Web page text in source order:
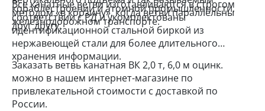
методом «в корзину», когда ветви параллельны
друг другу.
кораблестроении и атомной промышленности,
железнодорожном транспорте.
Все канатные ветви изготавливаются в строгом
соответствии с РД и укомплектованы
идентификационной стальной биркой из
нержавеющей стали для более длительного
хранения информации.
Заказать ветвь канатная ВК 2,0 т, 6,0 м оцинк.
можно в нашем интернет-магазине по
привлекательной стоимости с доставкой по
России.